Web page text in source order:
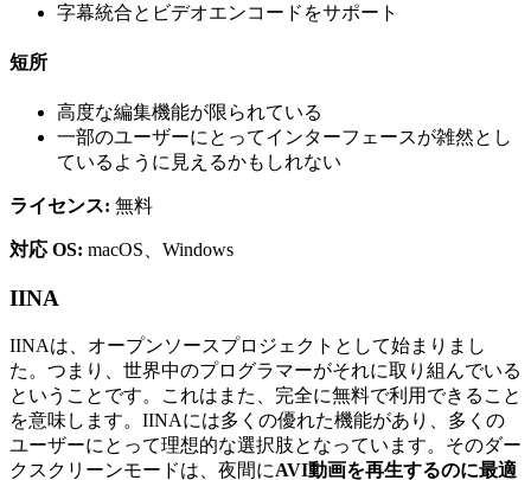
字幕統合とビデオエンコードをサポート
短所
高度な編集機能が限られている
一部のユーザーにとってインターフェースが雑然とし
ているように見えるかもしれない
ライセンス: 無料
対応 OS: macOS、Windows
IINA
IINAは、オープンソースプロジェクトとして始まりまし
た。つまり、世界中のプログラマーがそれに取り組んでいる
ということです。これはまた、完全に無料で利用できること
を意味します。IINAには多くの優れた機能があり、多くの
ユーザーにとって理想的な選択肢となっています。そのダー
クスクリーンモードは、夜間にAVI動画を再生するのに最適